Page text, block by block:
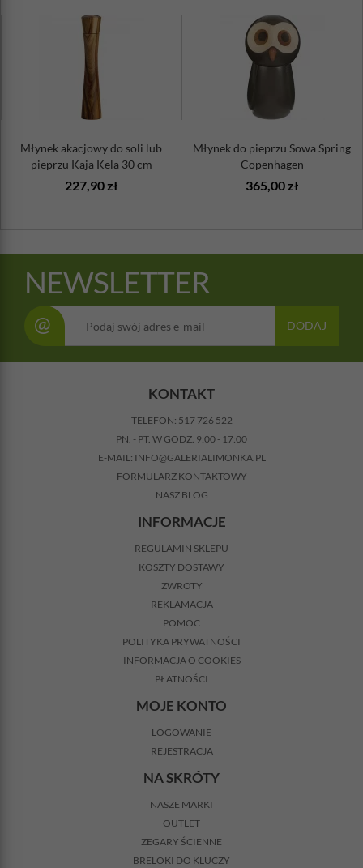
Młynek akacjowy do soli lub
pieprzu Kaja Kela 30 cm
227,90 zł
Młynek do pieprzu Sowa Spring
Copenhagen
365,00 zł
NEWSLETTER
@ DODAJ
KONTAKT
TELEFON: 517 726 522
PN. - PT. W GODZ. 9:00 - 17:00
E-MAIL: INFO@GALERIALIMONKA.PL
FORMULARZ KONTAKTOWY
NASZ BLOG
INFORMACJE
REGULAMIN SKLEPU
KOSZTY DOSTAWY
ZWROTY
REKLAMACJA
POMOC
POLITYKA PRYWATNOŚCI
INFORMACJA O COOKIES
PŁATNOŚCI
MOJE KONTO
LOGOWANIE
REJESTRACJA
NA SKRÓTY
NASZE MARKI
OUTLET
ZEGARY ŚCIENNE
BRELOKI DO KLUCZY